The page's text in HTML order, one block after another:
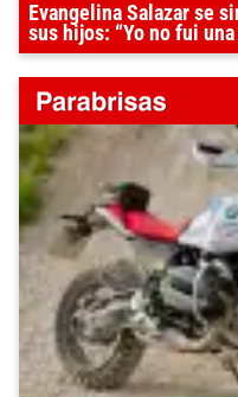
Evangelina Salazar se
sus hijos: “Yo no fui